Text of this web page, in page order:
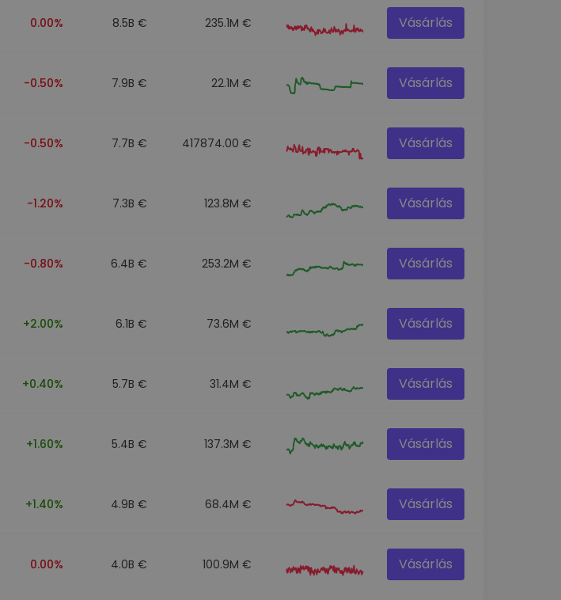
0.00% 8.5B € 235.1M € Vásárlás
-0.50% 7.9B € 22.1M € Vásárlás
-0.50% 7.7B € 417874.00 € Vásárlás
-1.20% 7.3B € 123.8M € Vásárlás
-0.80% 6.4B € 253.2M € Vásárlás
+2.00% 6.1B € 73.6M € Vásárlás
+0.40% 5.7B € 31.4M € Vásárlás
+1.60% 5.4B € 137.3M € Vásárlás
+1.40% 4.9B € 68.4M € Vásárlás
0.00% 4.0B € 100.9M € Vásárlás